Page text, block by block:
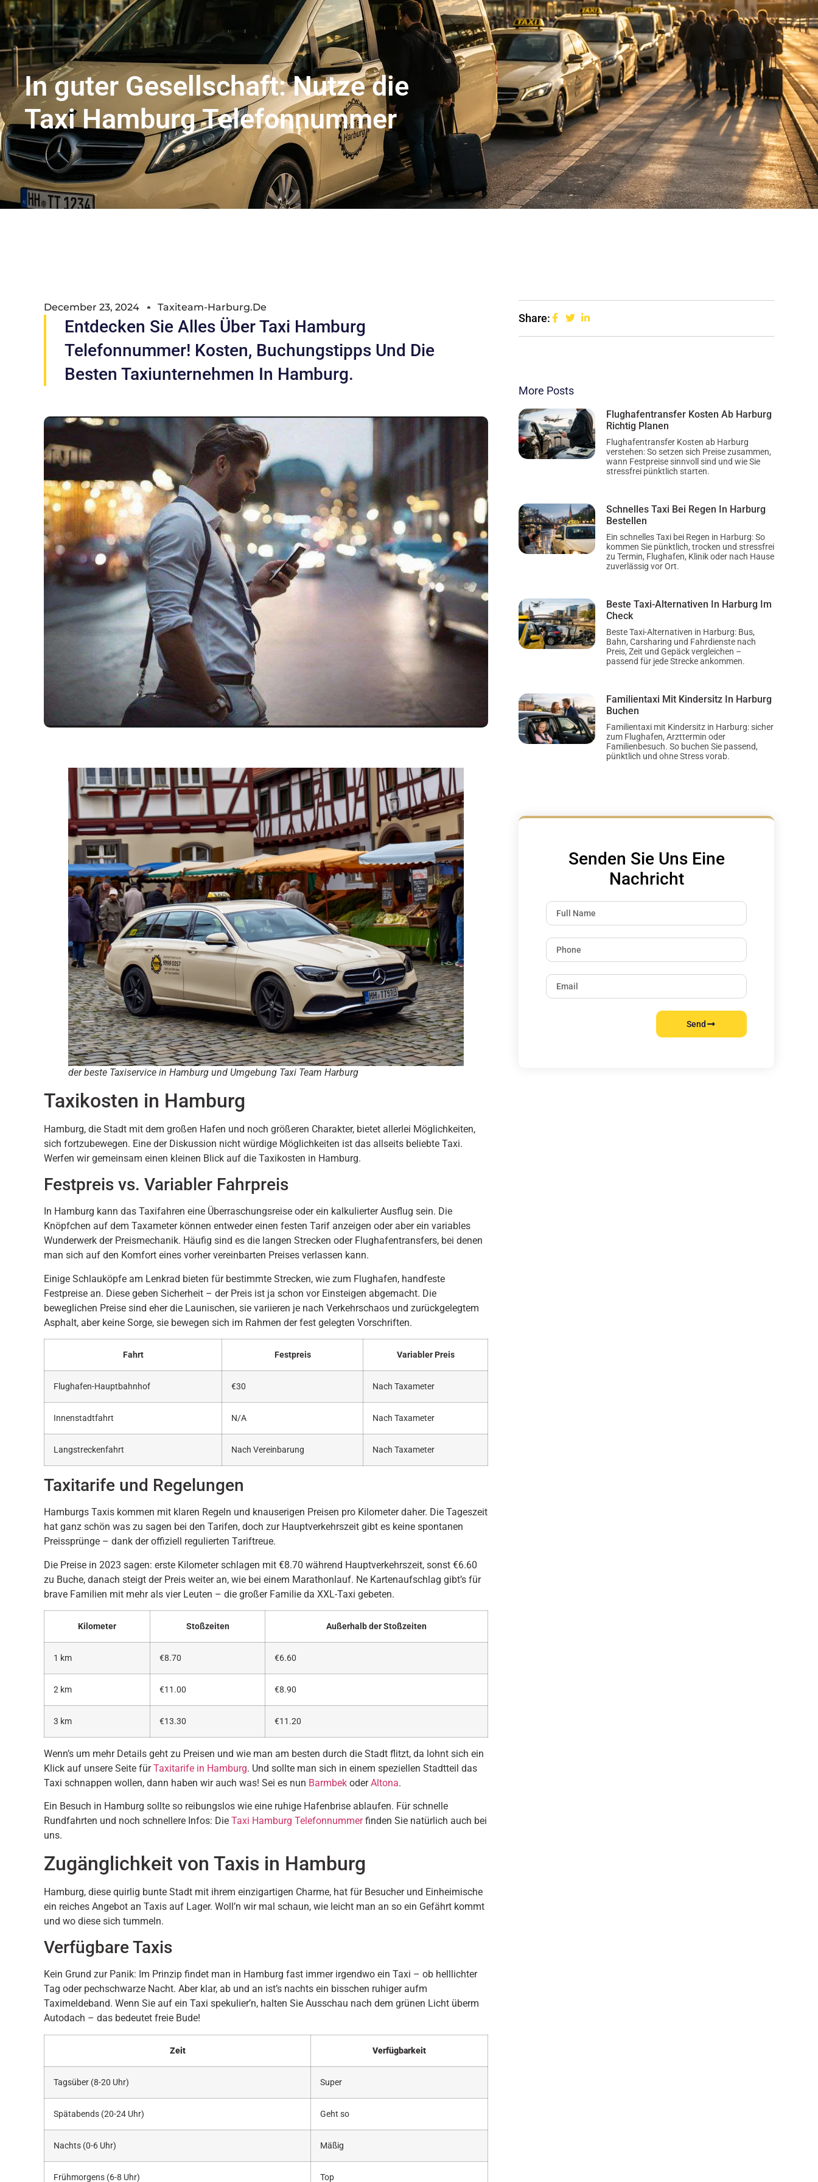
Flughafentransfer Hamburg Unser Abholservice Unser Großraumtaxi Service Krankenfahrten
Blog
Impressum
Mehr
Fahrt
buchen
DE
In guter Gesellschaft: Nutze die
Taxi Hamburg Telefonnummer
December 23, 2024 Taxiteam-Harburg.de
Entdecken Sie Alles Über Taxi Hamburg
Telefonnummer! Kosten, Buchungstipps Und Die
Besten Taxiunternehmen In Hamburg.
der beste Taxiservice in Hamburg und Umgebung Taxi Team Harburg
Taxikosten in Hamburg
Hamburg, die Stadt mit dem großen Hafen und noch größeren Charakter, bietet allerlei Möglichkeiten,
sich fortzubewegen. Eine der Diskussion nicht würdige Möglichkeiten ist das allseits beliebte Taxi.
Werfen wir gemeinsam einen kleinen Blick auf die Taxikosten in Hamburg.
Festpreis vs. Variabler Fahrpreis
In Hamburg kann das Taxifahren eine Überraschungsreise oder ein kalkulierter Ausflug sein. Die
Knöpfchen auf dem Taxameter können entweder einen festen Tarif anzeigen oder aber ein variables
Wunderwerk der Preismechanik. Häufig sind es die langen Strecken oder Flughafentransfers, bei denen
man sich auf den Komfort eines vorher vereinbarten Preises verlassen kann.
Einige Schlauköpfe am Lenkrad bieten für bestimmte Strecken, wie zum Flughafen, handfeste
Festpreise an. Diese geben Sicherheit – der Preis ist ja schon vor Einsteigen abgemacht. Die
beweglichen Preise sind eher die Launischen, sie variieren je nach Verkehrschaos und zurückgelegtem
Asphalt, aber keine Sorge, sie bewegen sich im Rahmen der fest gelegten Vorschriften.
Fahrt Festpreis Variabler Preis
Flughafen-Hauptbahnhof €30 Nach Taxameter
Innenstadtfahrt N/A Nach Taxameter
Langstreckenfahrt Nach Vereinbarung Nach Taxameter
Taxitarife und Regelungen
Hamburgs Taxis kommen mit klaren Regeln und knauserigen Preisen pro Kilometer daher. Die Tageszeit
hat ganz schön was zu sagen bei den Tarifen, doch zur Hauptverkehrszeit gibt es keine spontanen
Preissprünge – dank der offiziell regulierten Tariftreue.
Die Preise in 2023 sagen: erste Kilometer schlagen mit €8.70 während Hauptverkehrszeit, sonst €6.60
zu Buche, danach steigt der Preis weiter an, wie bei einem Marathonlauf. Ne Kartenaufschlag gibt’s für
brave Familien mit mehr als vier Leuten – die großer Familie da XXL-Taxi gebeten.
Kilometer Stoßzeiten Außerhalb der Stoßzeiten
1 km €8.70 €6.60
2 km €11.00 €8.90
3 km €13.30 €11.20
Wenn’s um mehr Details geht zu Preisen und wie man am besten durch die Stadt flitzt, da lohnt sich ein
Klick auf unsere Seite fürTaxitarife in Hamburg. Und sollte man sich in einem speziellen Stadtteil das
Taxi schnappen wollen, dann haben wir auch was! Sei es nun Barmbek oderAltona.
Ein Besuch in Hamburg sollte so reibungslos wie eine ruhige Hafenbrise ablaufen. Für schnelle
Rundfahrten und noch schnellere Infos: Die Taxi Hamburg Telefonnummerfinden Sie natürlich auch bei
uns.
Zugänglichkeit von Taxis in Hamburg
Hamburg, diese quirlig bunte Stadt mit ihrem einzigartigen Charme, hat für Besucher und Einheimische
ein reiches Angebot an Taxis auf Lager. Woll’n wir mal schaun, wie leicht man an so ein Gefährt kommt
und wo diese sich tummeln.
Verfügbare Taxis
Kein Grund zur Panik: Im Prinzip findet man in Hamburg fast immer irgendwo ein Taxi – ob helllichter
Tag oder pechschwarze Nacht. Aber klar, ab und an ist’s nachts ein bisschen ruhiger aufm
Taximeldeband. Wenn Sie auf ein Taxi spekulier’n, halten Sie Ausschau nach dem grünen Licht überm
Autodach – das bedeutet freie Bude!
Zeit Verfügbarkeit
Tagsüber (8-20 Uhr) Super
Spätabends (20-24 Uhr) Geht so
Nachts (0-6 Uhr) Mäßig
Frühmorgens (6-8 Uhr) Top
Share:
More Posts
Flughafentransfer Kosten Ab Harburg
Richtig Planen
Flughafentransfer Kosten ab Harburg
verstehen: So setzen sich Preise zusammen,
wann Festpreise sinnvoll sind und wie Sie
stressfrei pünktlich starten.
Schnelles Taxi Bei Regen In Harburg
Bestellen
Ein schnelles Taxi bei Regen in Harburg: So
kommen Sie pünktlich, trocken und stressfrei
zu Termin, Flughafen, Klinik oder nach Hause
zuverlässig vor Ort.
Beste Taxi-Alternativen In Harburg Im
Check
Beste Taxi-Alternativen in Harburg: Bus,
Bahn, Carsharing und Fahrdienste nach
Preis, Zeit und Gepäck vergleichen –
passend für jede Strecke ankommen.
Familientaxi Mit Kindersitz In Harburg
Buchen
Familientaxi mit Kindersitz in Harburg: sicher
zum Flughafen, Arzttermin oder
Familienbesuch. So buchen Sie passend,
pünktlich und ohne Stress vorab.
Senden Sie Uns Eine
Nachricht
Send